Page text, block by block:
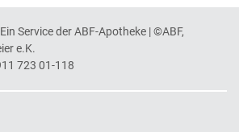
Service der ABF-Apotheke | ©ABF,
e.K.
723 01-118